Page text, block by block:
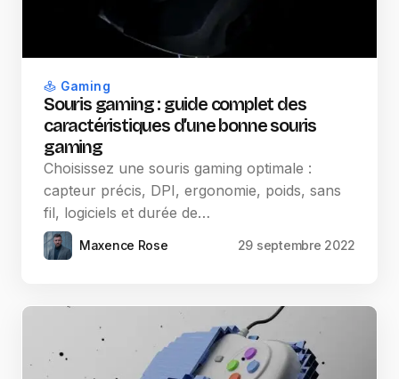
Gaming
Souris gaming : guide complet des
caractéristiques d’une bonne souris
gaming
Choisissez une souris gaming optimale :
capteur précis, DPI, ergonomie, poids, sans
fil, logiciels et durée de…
Maxence Rose 29 septembre 2022